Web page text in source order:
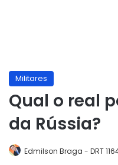
Militares
Qual o real
da Rússia?
Edmilson Braga - DRT